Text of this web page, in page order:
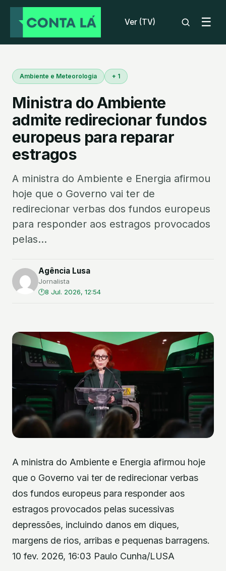
Ver (TV) ☰
Ambiente e Meteorologia + 1
Ministra do Ambiente
admite redirecionar fundos
europeus para reparar
estragos
A ministra do Ambiente e Energia afirmou
hoje que o Governo vai ter de
redirecionar verbas dos fundos europeus
para responder aos estragos provocados
pelas...
Agência Lusa
Jornalista
8 Jul. 2026, 12:54
A ministra do Ambiente e Energia afirmou hoje
que o Governo vai ter de redirecionar verbas
dos fundos europeus para responder aos
estragos provocados pelas sucessivas
depressões, incluindo danos em diques,
margens de rios, arribas e pequenas barragens.
10 fev. 2026, 16:03 Paulo Cunha/LUSA